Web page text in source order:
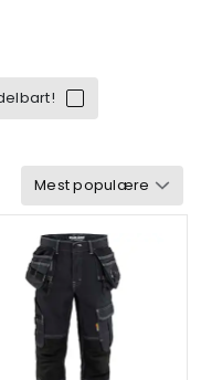
Gramvekt
Detaljer